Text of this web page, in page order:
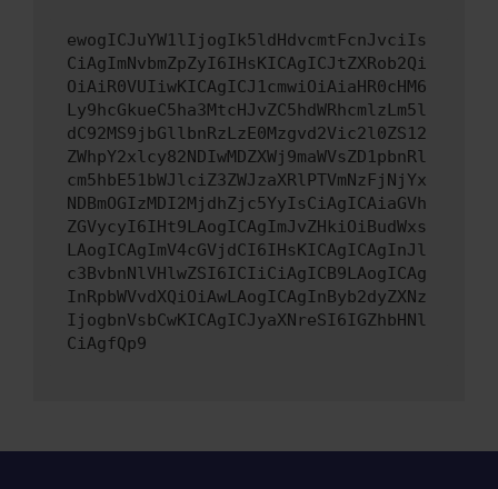
ewogICJuYW1lIjogIk5ldHdvcmtFcnJvciIs
CiAgImNvbmZpZyI6IHsKICAgICJtZXRob2Qi
OiAiR0VUIiwKICAgICJ1cmwiOiAiaHR0cHM6
Ly9hcGkueC5ha3MtcHJvZC5hdWRhcmlzLm5l
dC92MS9jbGllbnRzLzE0Mzgvd2Vic2l0ZS12
ZWhpY2xlcy82NDIwMDZXWj9maWVsZD1pbnRl
cm5hbE51bWJlciZ3ZWJzaXRlPTVmNzFjNjYx
NDBmOGIzMDI2MjdhZjc5YyIsCiAgICAiaGVh
ZGVycyI6IHt9LAogICAgImJvZHkiOiBudWxs
LAogICAgImV4cGVjdCI6IHsKICAgICAgInJl
c3BvbnNlVHlwZSI6ICIiCiAgICB9LAogICAg
InRpbWVvdXQiOiAwLAogICAgInByb2dyZXNz
IjogbnVsbCwKICAgICJyaXNreSI6IGZhbHNl
CiAgfQp9